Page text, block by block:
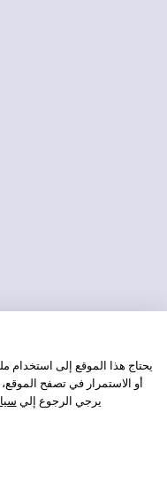
يحتاج هذا الموقع إلى استخدام
أو الاستمرار في تصفح
يرجي الرجوع إلي